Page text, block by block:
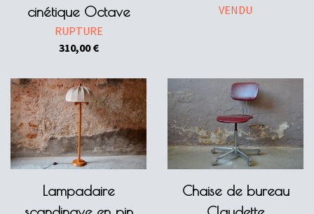
cinétique Octave
RUPTURE
310,00€
VENDU
Lampadaire
Chaise de bureau